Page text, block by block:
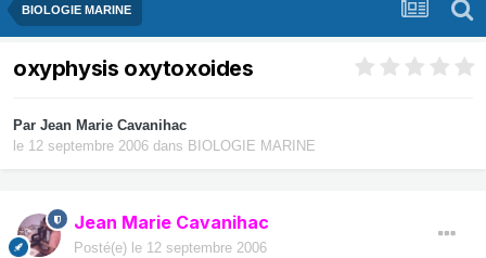
BIOLOGIE MARINE
oxyphysis oxytoxoides
Par Jean Marie Cavanihac
le 12 septembre 2006 dans BIOLOGIE MARINE
Jean Marie Cavanihac
Posté(e) le 12 septembre 2006